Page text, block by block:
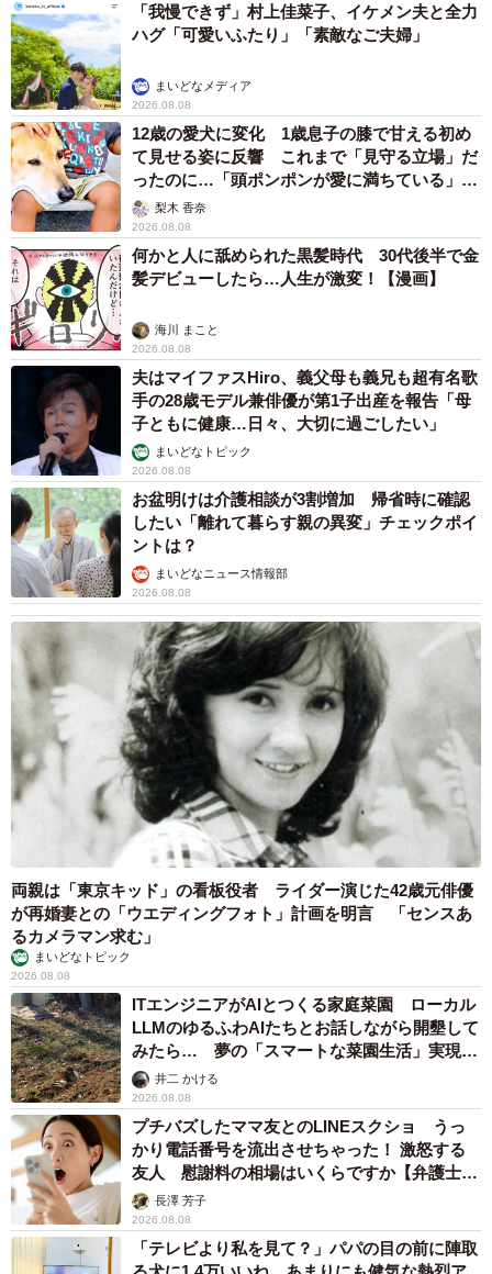
「我慢できず」村上佳菜子、イケメン夫と全力
ハグ「可愛いふたり」「素敵なご夫婦」
まいどなメディア
2026.08.08
12歳の愛犬に変化 1歳息子の膝で甘える初め
て見せる姿に反響 これまで「見守る立場」だ
ったのに…「頭ポンポンが愛に満ちている」
「尊…」
梨木 香奈
2026.08.08
何かと人に舐められた黒髪時代 30代後半で金
髪デビューしたら…人生が激変！【漫画】
海川 まこと
2026.08.08
夫はマイファスHiro、義父母も義兄も超有名歌
手の28歳モデル兼俳優が第1子出産を報告「母
子ともに健康…日々、大切に過ごしたい」
まいどなトピック
2026.08.08
お盆明けは介護相談が3割増加 帰省時に確認
したい「離れて暮らす親の異変」チェックポイ
ントは？
まいどなニュース情報部
2026.08.08
両親は「東京キッド」の看板役者 ライダー演じた42歳元俳優
が再婚妻との「ウエディングフォト」計画を明言 「センスあ
るカメラマン求む」
まいどなトピック
2026.08.08
ITエンジニアがAIとつくる家庭菜園 ローカル
LLMのゆるふわAIたちとお話しながら開墾して
みたら… 夢の「スマートな菜園生活」実現な
るか井二 かける
2026.08.08
プチバズしたママ友とのLINEスクショ うっ
かり電話番号を流出させちゃった！ 激怒する
友人 慰謝料の相場はいくらですか【弁護士が
解説】長澤 芳子
2026.08.08
「テレビより私を見て？」パパの目の前に陣取